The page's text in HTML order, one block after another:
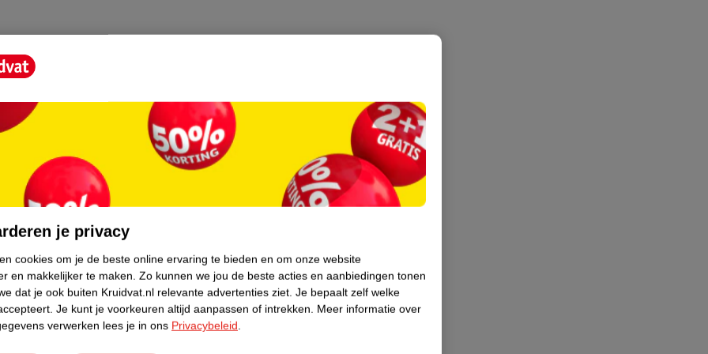
BENZYL SALICYLATE,
ETHYLHEXYL SALICYLATE,
ISOMETHYL IONONE, CITRIC ACID,
GERANIOL, CITRONELLOL, AMYL
je privacy
cookies om je de beste online ervaring te bieden en om onze website
en makkelijker te maken. Zo kunnen we jou de beste acties en aanbiedingen tonen
dat je ook buiten Kruidvat.nl relevante advertenties ziet. Je bepaalt zelf welke
Je kunt je voorkeuren altijd aanpassen of intrekken. Meer informatie over
verwerken lees je in ons Privacybeleid.